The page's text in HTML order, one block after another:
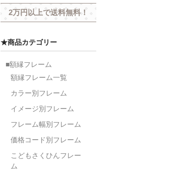
2万円以上で送料無料！
★商品カテゴリー
■額縁フレーム
額縁フレーム一覧
カラー別フレーム
イメージ別フレーム
フレーム幅別フレーム
価格コード別フレーム
こどもさくひんフレー
ム